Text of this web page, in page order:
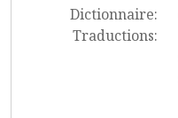
Dictionnaire:
Traductions: